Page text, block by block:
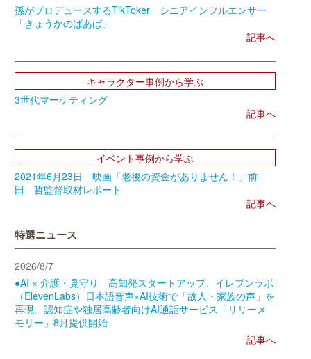
孫がプロデュースするTikToker シニアインフルエンサー
「きょうかのばあば」
記事へ
キャラクター事例から学ぶ
3世代マーケティング
記事へ
イベント事例から学ぶ
2021年6月23日 映画「老後の資金がありません！」前
田 哲監督取材レポート
記事へ
特選ニュース
2026/8/7
●AI × 介護・見守り 高知発スタートアップ、イレブンラボ
（ElevenLabs）日本語音声×AI技術で「故人・家族の声」を
再現。認知症や独居高齢者向けAI通話サービス「リリーメ
モリー」8月提供開始
記事へ